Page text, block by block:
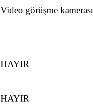
Video görüşme kamerası
HAYIR
HAYIR